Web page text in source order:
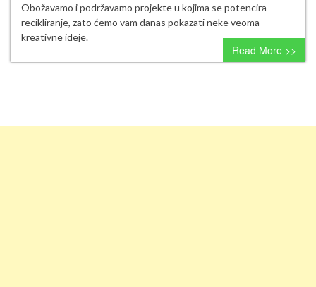
Obožavamo i podržavamo projekte u kojima se potencira
recikliranje, zato ćemo vam danas pokazati neke veoma
kreativne ideje.
Read More >>